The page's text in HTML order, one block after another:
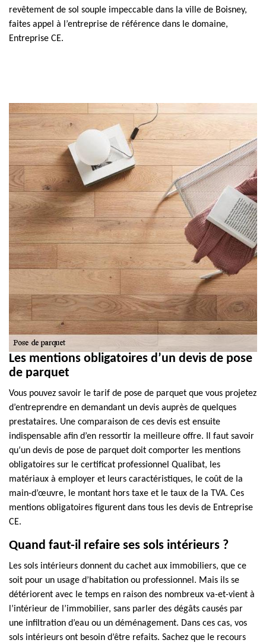
revêtement de sol souple impeccable dans la ville de Boisney,
faites appel à l’entreprise de référence dans le domaine,
Entreprise CE.
Les mentions obligatoires d’un devis de pose
de parquet
Vous pouvez savoir le tarif de pose de parquet que vous projetez
d’entreprendre en demandant un devis auprès de quelques
prestataires. Une comparaison de ces devis est ensuite
indispensable afin d’en ressortir la meilleure offre. Il faut savoir
qu’un devis de pose de parquet doit comporter les mentions
obligatoires sur le certificat professionnel Qualibat, les
matériaux à employer et leurs caractéristiques, le coût de la
main-d’œuvre, le montant hors taxe et le taux de la TVA. Ces
mentions obligatoires figurent dans tous les devis de Entreprise
CE.
Quand faut-il refaire ses sols intérieurs ?
Les sols intérieurs donnent du cachet aux immobiliers, que ce
soit pour un usage d’habitation ou professionnel. Mais ils se
détériorent avec le temps en raison des nombreux va-et-vient à
l’intérieur de l’immobilier, sans parler des dégâts causés par
une infiltration d’eau ou un déménagement. Dans ces cas, vos
sols intérieurs ont besoin d’être refaits. Sachez que le recours